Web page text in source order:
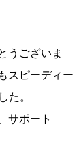
うございま
スピーディー
た。
サポート